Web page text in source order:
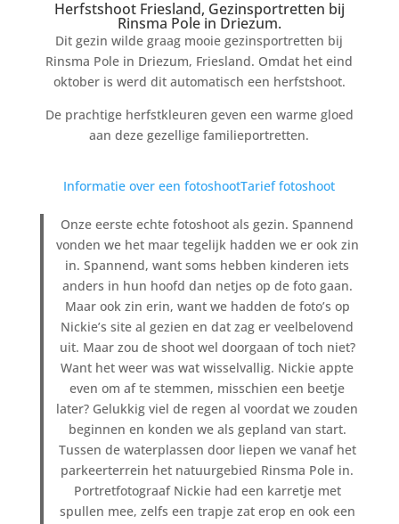
Herfstshoot Friesland, Gezinsportretten bij
Rinsma Pole in Driezum.
Dit gezin wilde graag mooie gezinsportretten bij
Rinsma Pole in Driezum, Friesland. Omdat het eind
oktober is werd dit automatisch een herfstshoot.
De prachtige herfstkleuren geven een warme gloed
aan deze gezellige familieportretten.
Informatie over een fotoshootTarief fotoshoot
Onze eerste echte fotoshoot als gezin. Spannend
vonden we het maar tegelijk hadden we er ook zin
in. Spannend, want soms hebben kinderen iets
anders in hun hoofd dan netjes op de foto gaan.
Maar ook zin erin, want we hadden de foto’s op
Nickie’s site al gezien en dat zag er veelbelovend
uit. Maar zou de shoot wel doorgaan of toch niet?
Want het weer was wat wisselvallig. Nickie appte
even om af te stemmen, misschien een beetje
later? Gelukkig viel de regen al voordat we zouden
beginnen en konden we als gepland van start.
Tussen de waterplassen door liepen we vanaf het
parkeerterrein het natuurgebied Rinsma Pole in.
Portretfotograaf Nickie had een karretje met
spullen mee, zelfs een trapje zat erop en ook een